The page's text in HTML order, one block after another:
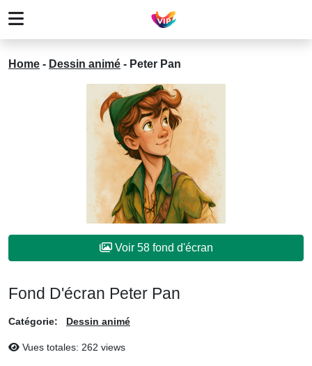
Home - Dessin animé - Peter Pan
Voir 58 fond d'écran
Fond D'écran Peter Pan
Catégorie: Dessin animé
Vues totales: 262 views